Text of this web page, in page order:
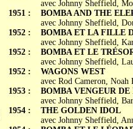
1951 :
1952 :
1952 :
1952 :
1953 :
1954 :
avec Johnny Sheffield,
BOMBA AND THE
avec Johnny Sheffield,
BOMBA ET LA FILLE
avec Johnny Sheffield,
BOMBA ET LE
avec Johnny Sheffield,
WAGONS WEST
avec Rod Cameron,
BOMBA VENGEUR
avec Johnny Sheffield,
THE GOLDEN IDOL
avec Johnny Sheffield,